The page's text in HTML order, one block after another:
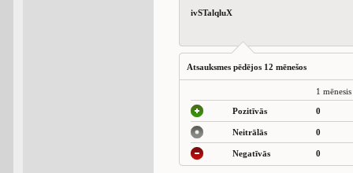
ivSTalqluX
Atsauksmes pēdējos 12 mēnešos
1 mēnesis
Pozitīvās 0
Neitrālās 0
Negatīvās 0